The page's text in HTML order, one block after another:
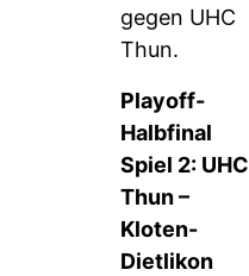
gegen UHC
Thun.
Playoff-
Halbfinal
Spiel 2: UHC
Thun –
Kloten-
Dietlikon